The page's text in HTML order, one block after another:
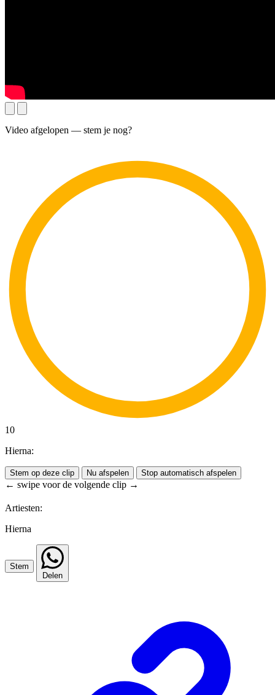
Video afgelopen — stem je nog?
10
Hierna:
Stem op deze clip Nu afspelen Stop automatisch afspelen
← swipe voor de volgende clip →
Artiesten:
Hierna
Stem
Delen